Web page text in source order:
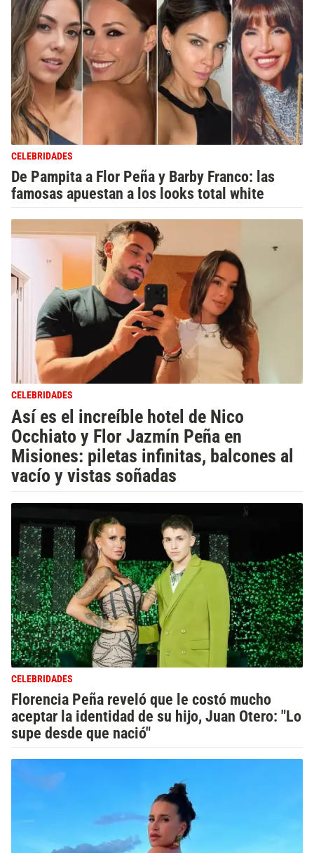
CELEBRIDADES
De Pampita a Flor Peña y Barby Franco: las
famosas apuestan a los looks total white
CELEBRIDADES
Así es el increíble hotel de Nico
Occhiato y Flor Jazmín Peña en
Misiones: piletas infinitas, balcones al
vacío y vistas soñadas
CELEBRIDADES
Florencia Peña reveló que le costó mucho
aceptar la identidad de su hijo, Juan Otero: "Lo
supe desde que nació"